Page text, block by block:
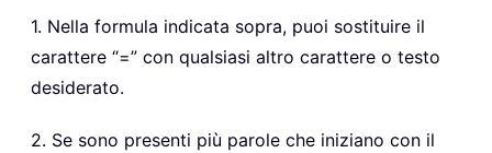
1. Nella formula indicata sopra, puoi sostituire il
carattere “=” con qualsiasi altro carattere o testo
desiderato.
2. Se sono presenti più parole che iniziano con il